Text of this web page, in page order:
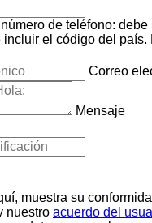
de teléfono: debe
incluir el código del país.
Correo
Mensaje
muestra su
nuestro acuerdo del